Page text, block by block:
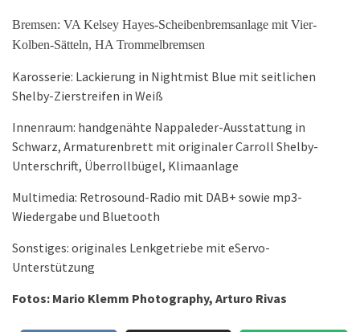
Bremsen: VA Kelsey Hayes-Scheibenbremsanlage mit Vier-
Kolben-Sätteln, HA Trommelbremsen
Karosserie: Lackierung in Nightmist Blue mit seitlichen
Shelby-Zierstreifen in Weiß
Innenraum: handgenähte Nappaleder-Ausstattung in
Schwarz, Armaturenbrett mit originaler Carroll Shelby-
Unterschrift, Überrollbügel, Klimaanlage
Multimedia: Retrosound-Radio mit DAB+ sowie mp3-
Wiedergabe und Bluetooth
Sonstiges: originales Lenkgetriebe mit eServo-
Unterstützung
Fotos: Mario Klemm Photography, Arturo Rivas